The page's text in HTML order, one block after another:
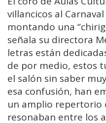
villancicos al
montando una
señala su directora
letras están
de por medio, estos
el salón sin saber
esa confusión, han
un amplio repertorio
resonaban entre los